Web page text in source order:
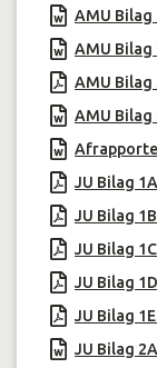
AMU
AMU
AMU Bilag
AMU
JU Bilag
JU Bilag
JU Bilag
JU Bilag
JU Bilag
JU Bilag 2A